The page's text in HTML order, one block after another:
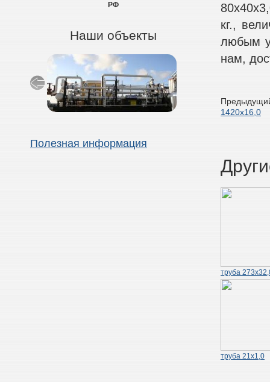
РФ
Наши объекты
Полезная информация
кг.,
любым
нам,
1420х16,0
труба
труба 21х1,0